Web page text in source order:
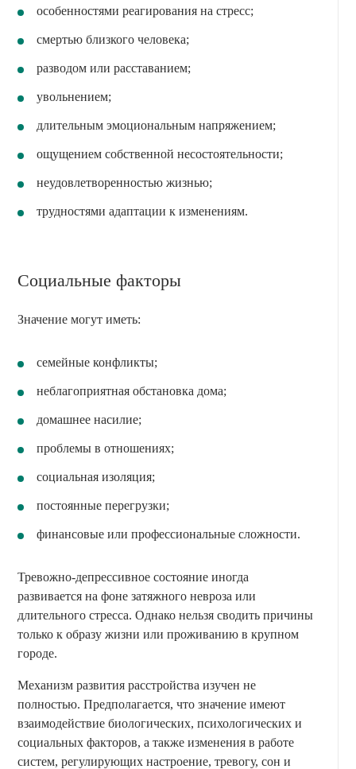
особенностями реагирования на стресс;
смертью близкого человека;
разводом или расставанием;
увольнением;
длительным эмоциональным напряжением;
ощущением собственной несостоятельности;
неудовлетворенностью жизнью;
трудностями адаптации к изменениям.
Социальные факторы
Значение могут иметь:
семейные конфликты;
неблагоприятная обстановка дома;
домашнее насилие;
проблемы в отношениях;
социальная изоляция;
постоянные перегрузки;
финансовые или профессиональные сложности.
Тревожно-депрессивное состояние иногда
развивается на фоне затяжного невроза или
длительного стресса. Однако нельзя сводить причины
только к образу жизни или проживанию в крупном
городе.
Механизм развития расстройства изучен не
полностью. Предполагается, что значение имеют
взаимодействие биологических, психологических и
социальных факторов, а также изменения в работе
систем, регулирующих настроение, тревогу, сон и